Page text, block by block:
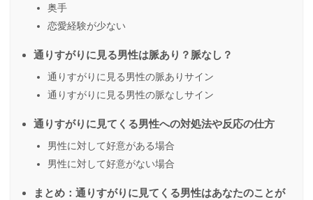
奥手
恋愛経験が少ない
通りすがりに見る男性は脈あり？脈なし？
通りすがりに見る男性の脈ありサイン
通りすがりに見る男性の脈なしサイン
通りすがりに見てくる男性への対処法や反応の仕方
男性に対して好意がある場合
男性に対して好意がない場合
まとめ：通りすがりに見てくる男性はあなたのことが